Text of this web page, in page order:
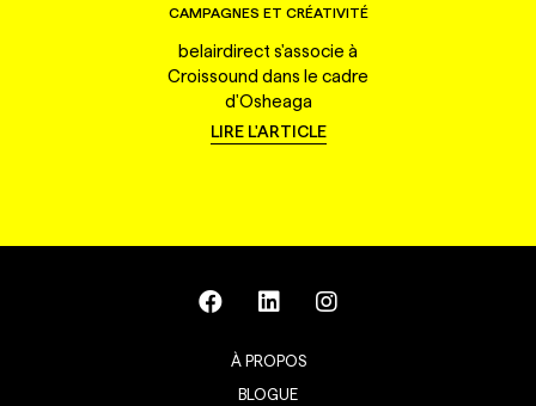
CAMPAGNES ET CRÉATIVITÉ
belairdirect s'associe à
Croissound dans le cadre
d'Osheaga
LIRE L'ARTICLE
À PROPOS
BLOGUE